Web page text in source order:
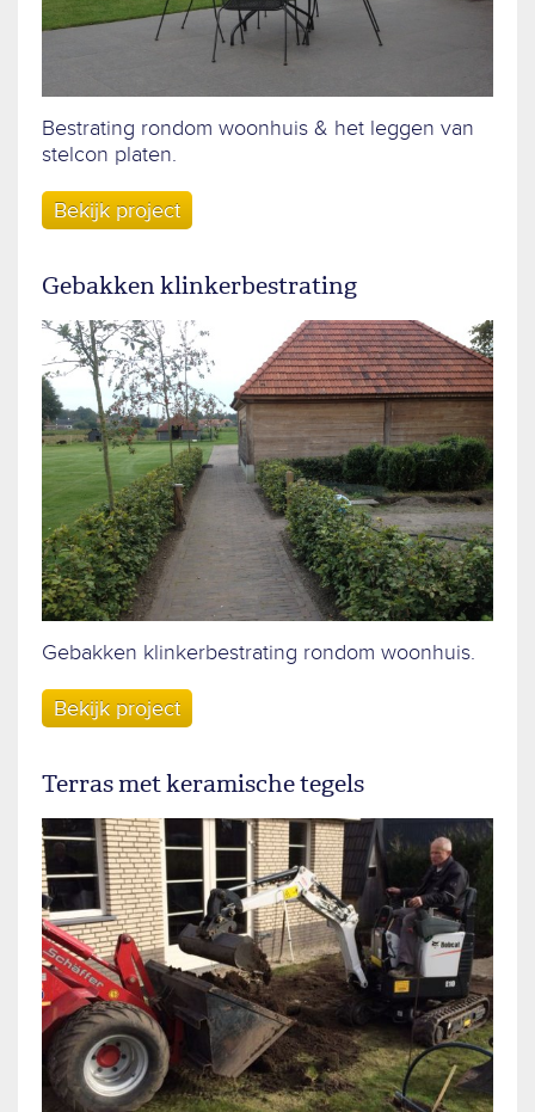
Bestrating rondom woonhuis & het leggen van
stelcon platen.
Bekijk project
Gebakken klinkerbestrating
Gebakken klinkerbestrating rondom woonhuis.
Bekijk project
Terras met keramische tegels